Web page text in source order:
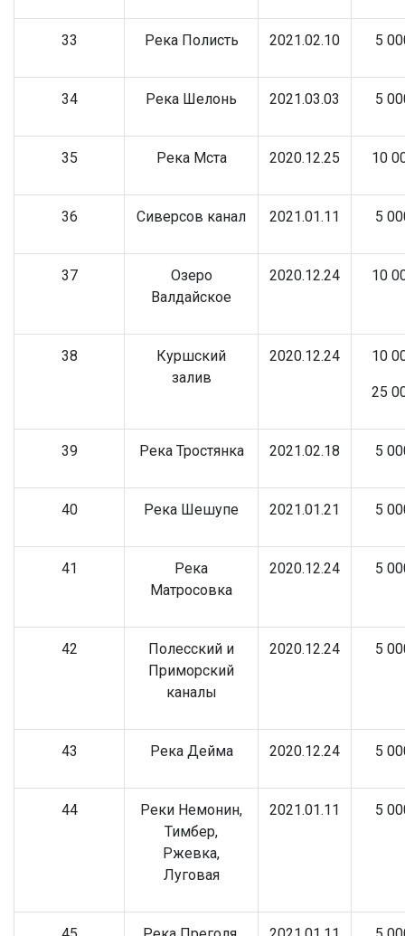
33 Река Полисть 2021.02.10 5
34 Река Шелонь 2021.03.03 5
35 Река Мста 2020.12.25 10
36 Сиверсов канал 2021.01.11 5
37
Озеро
Валдайское
2020.12.24 10
38
Куршский
залив
2020.12.24 10
25
39 Река Тростянка 2021.02.18 5
40 Река Шешупе 2021.01.21 5
41
Река
Матросовка
2020.12.24 5
42
Полесский и
Приморский
каналы
2020.12.24 5
43 Река Дейма 2020.12.24 5
44
Реки Немонин,
Тимбер,
Ржевка,
Луговая
2021.01.11 5